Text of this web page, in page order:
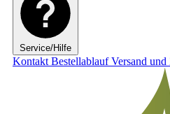
Service/Hilfe
Kontakt BestellablaufVersand